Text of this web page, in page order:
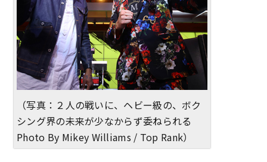
（写真：２人の戦いに、ヘビー級の、ボク
シング界の未来が少なからず委ねられる
Photo By Mikey Williams / Top Rank）